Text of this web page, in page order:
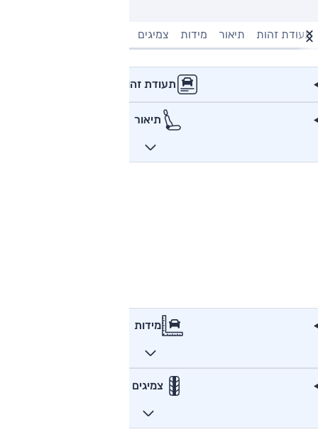
תעודת זהות תיאור מידות צמיגים
תעודת זהות
תיאור
מידות
צמיגים